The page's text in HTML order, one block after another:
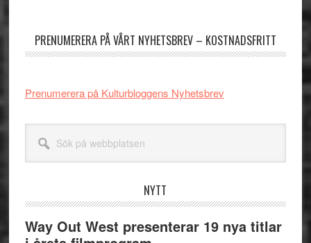
PRENUMERERA PÅ VÅRT NYHETSBREV – KOSTNADSFRITT
Prenumerera på Kulturbloggens Nyhetsbrev
webbplatsen
NYTT
Way Out West presenterar 19 nya titlar